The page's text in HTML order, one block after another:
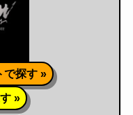
で探す »
»